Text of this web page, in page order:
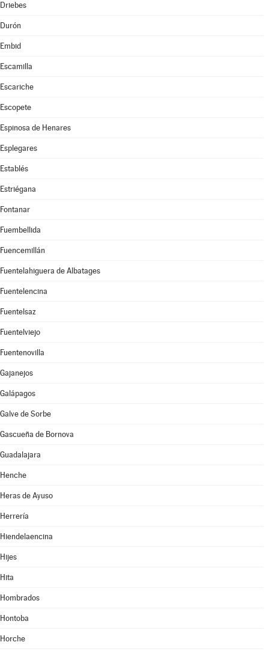
Driebes
Durón
Embid
Escamilla
Escariche
Escopete
Espinosa de Henares
Esplegares
Establés
Estriégana
Fontanar
Fuembellida
Fuencemillán
Fuentelahiguera de Albatages
Fuentelencina
Fuentelsaz
Fuentelviejo
Fuentenovilla
Gajanejos
Galápagos
Galve de Sorbe
Gascueña de Bornova
Guadalajara
Henche
Heras de Ayuso
Herrería
Hiendelaencina
Hijes
Hita
Hombrados
Hontoba
Horche